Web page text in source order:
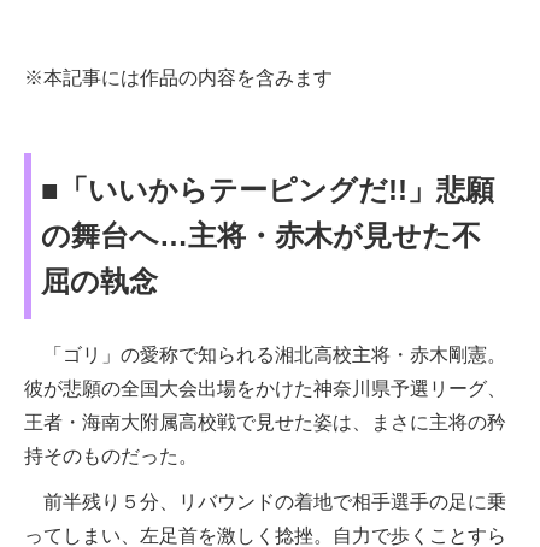
※本記事には作品の内容を含みます
■「いいからテーピングだ!!」悲願
の舞台へ…主将・赤木が見せた不
屈の執念
「ゴリ」の愛称で知られる湘北高校主将・赤木剛憲。
彼が悲願の全国大会出場をかけた神奈川県予選リーグ、
王者・海南大附属高校戦で見せた姿は、まさに主将の矜
持そのものだった。
前半残り５分、リバウンドの着地で相手選手の足に乗
ってしまい、左足首を激しく捻挫。自力で歩くことすら